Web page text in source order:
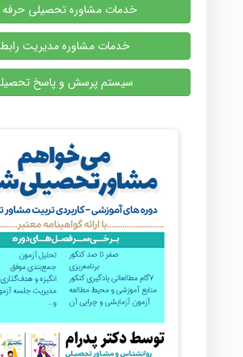
خدمات مشاوره تحصیلی
خدمات مشاوره مدیریت
سیستم پرسش و پاسخ